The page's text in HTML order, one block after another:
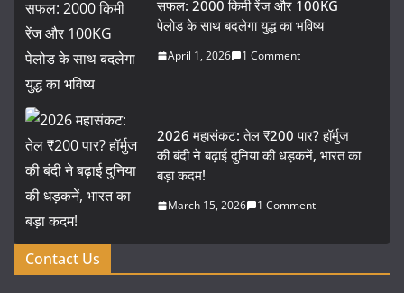
सफल: 2000 किमी रेंज और 100KG
पेलोड के साथ बदलेगा युद्ध का भविष्य
April 1, 2026 1 Comment
2026 महासंकट: तेल ₹200 पार? हॉर्मुज
की बंदी ने बढ़ाई दुनिया की धड़कनें, भारत का
बड़ा कदम!
March 15, 2026 1 Comment
Contact Us